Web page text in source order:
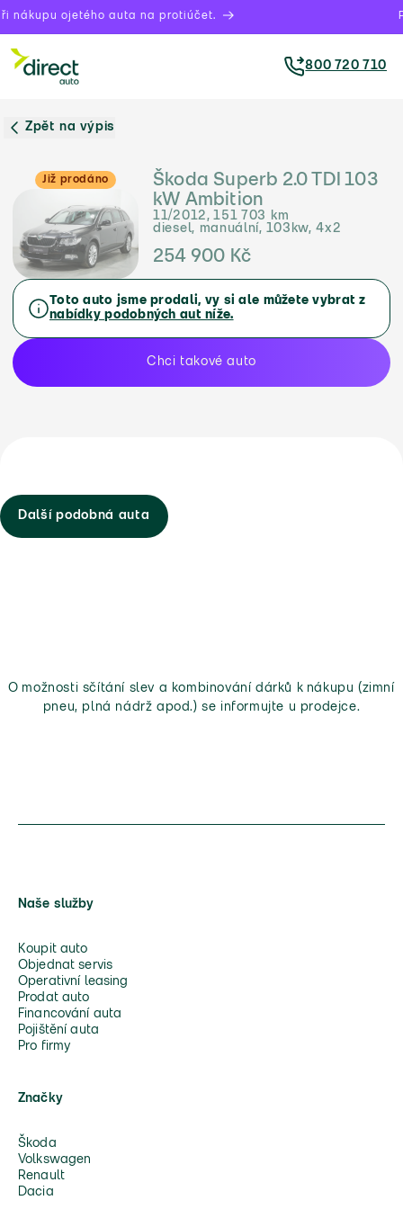
nákupu ojetého auta na protiúčet.
800 720 710
Zpět na výpis
Již prodáno
Škoda Superb 2.0 TDI 103
kW Ambition
11/2012, 151 703 km
diesel, manuální, 103kw, 4x2
254 900 Kč
Toto auto jsme prodali, vy si ale můžete vybrat z
nabídky podobných aut níže.
Chci takové auto
Další podobná auta
O možnosti sčítání slev a kombinování dárků k nákupu (zimní
pneu, plná nádrž apod.) se informujte u prodejce.
Naše služby
Koupit auto
Objednat servis
Operativní leasing
Prodat auto
Financování auta
Pojištění auta
Pro firmy
Značky
Škoda
Volkswagen
Renault
Dacia